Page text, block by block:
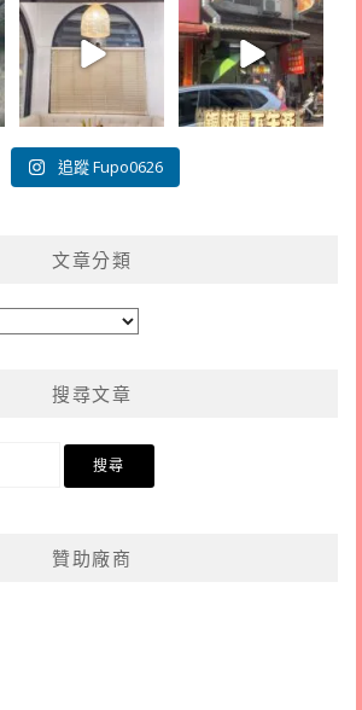
追蹤 Fupo0626
文章分類
搜尋文章
贊助廠商